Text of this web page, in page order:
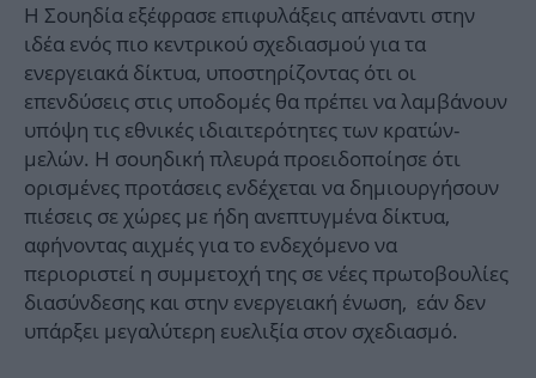
Η Σουηδία εξέφρασε επιφυλάξεις απέναντι στην
ιδέα ενός πιο κεντρικού σχεδιασμού για τα
ενεργειακά δίκτυα, υποστηρίζοντας ότι οι
επενδύσεις στις υποδομές θα πρέπει να λαμβάνουν
υπόψη τις εθνικές ιδιαιτερότητες των κρατών-
μελών. Η σουηδική πλευρά προειδοποίησε ότι
ορισμένες προτάσεις ενδέχεται να δημιουργήσουν
πιέσεις σε χώρες με ήδη ανεπτυγμένα δίκτυα,
αφήνοντας αιχμές για το ενδεχόμενο να
περιοριστεί η συμμετοχή της σε νέες πρωτοβουλίες
διασύνδεσης και στην ενεργειακή ένωση, εάν δεν
υπάρξει μεγαλύτερη ευελιξία στον σχεδιασμό.